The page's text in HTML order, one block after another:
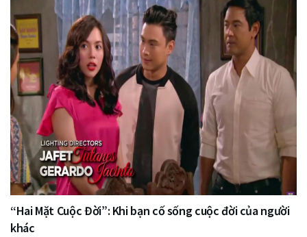
“Hai Mặt Cuộc Đời”: Khi bạn cố sống cuộc đời của người
khác